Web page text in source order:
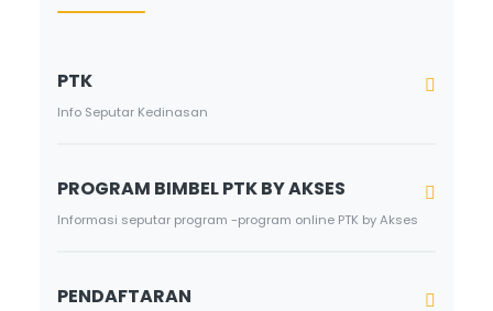
PTK
Info Seputar Kedinasan
PROGRAM BIMBEL PTK BY AKSES
Informasi seputar program -program online PTK by Akses
PENDAFTARAN